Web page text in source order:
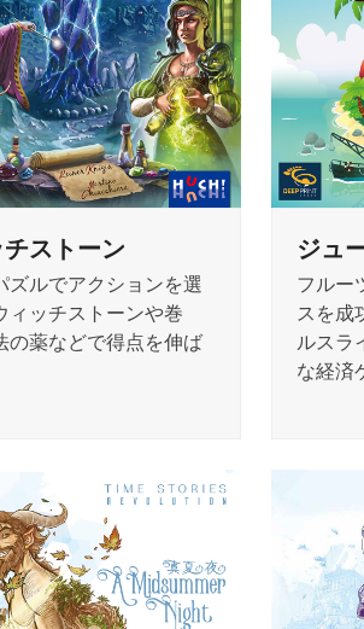
ストーン
ズルでアクションを選
ィッチストーンや巻
の薬などで得点を伸ば
ジュ
フルー
スを成
ルスラ
な経済